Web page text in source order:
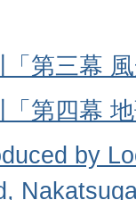
第三幕
第四幕
by